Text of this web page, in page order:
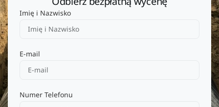
Imię i Nazwisko
E-mail
Numer Telefonu